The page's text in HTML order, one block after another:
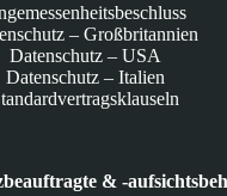
– Großbritannien
Datenschutz – USA
Datenschutz – Italien
& -